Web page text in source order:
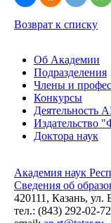
Возврат к списку
Об Академии
Подразделения
Члены и
Конкурсы
Деятельность
Издательство
Доктора наук
Академия наук
Сведения об
420111, Казань, ул.
тел.: (843) 292-02-72